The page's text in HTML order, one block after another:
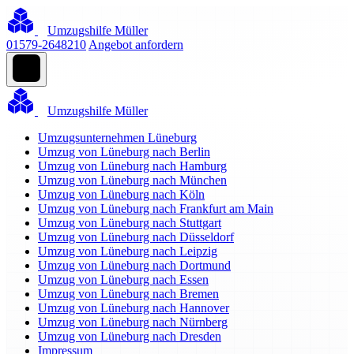
Umzugshilfe Müller
01579-2648210 Angebot anfordern
Umzugshilfe Müller
Umzugsunternehmen Lüneburg
Umzug von Lüneburg nach Berlin
Umzug von Lüneburg nach Hamburg
Umzug von Lüneburg nach München
Umzug von Lüneburg nach Köln
Umzug von Lüneburg nach Frankfurt am Main
Umzug von Lüneburg nach Stuttgart
Umzug von Lüneburg nach Düsseldorf
Umzug von Lüneburg nach Leipzig
Umzug von Lüneburg nach Dortmund
Umzug von Lüneburg nach Essen
Umzug von Lüneburg nach Bremen
Umzug von Lüneburg nach Hannover
Umzug von Lüneburg nach Nürnberg
Umzug von Lüneburg nach Dresden
Impressum